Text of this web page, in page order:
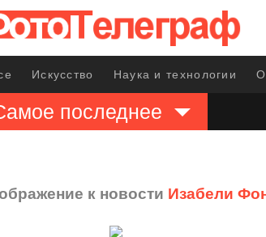
Искусство Наука и технологии
последнее
к новости Изабели